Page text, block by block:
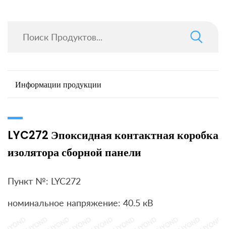
Информации продукции
LYC272 Эпоксидная контактная коробка
изолятора сборной панели
Пункт №: LYC272
номинальное напряжение: 40.5 кВ